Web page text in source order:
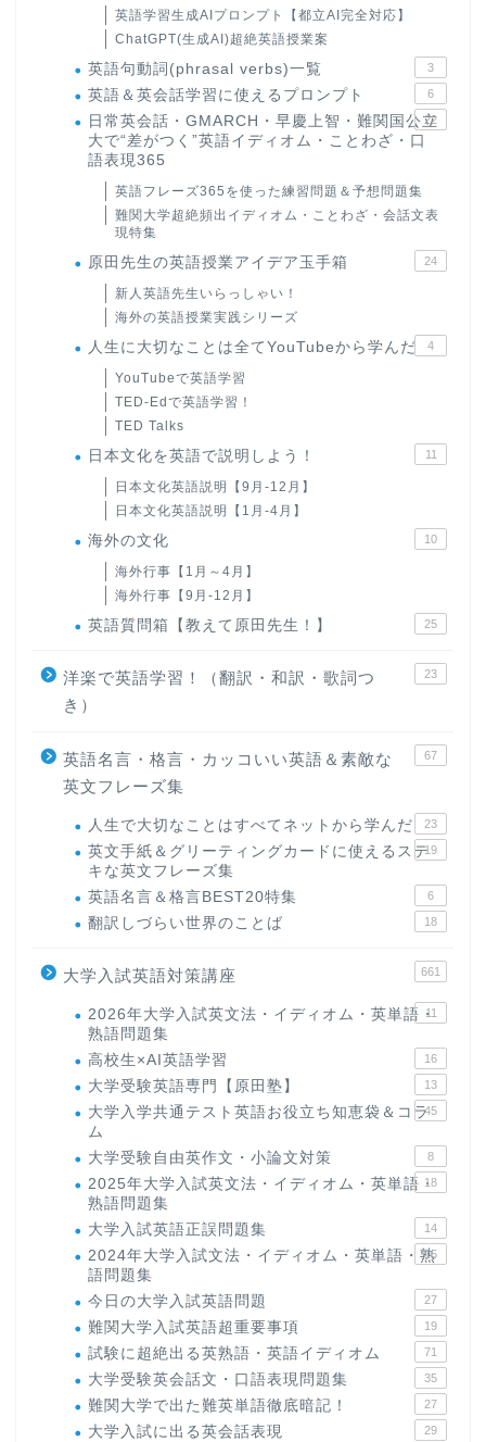
英語学習生成AIプロンプト【都立AI完全対応】
ChatGPT(生成AI)超絶英語授業案
英語句動詞(phrasal verbs)一覧 3
英語＆英会話学習に使えるプロンプト 6
日常英会話・GMARCH・早慶上智・難関国公立
大で“差がつく”英語イディオム・ことわざ・口
語表現365
22
英語フレーズ365を使った練習問題＆予想問題集
難関大学超絶頻出イディオム・ことわざ・会話文表
現特集
原田先生の英語授業アイデア玉手箱 24
新人英語先生いらっしゃい！
海外の英語授業実践シリーズ
人生に大切なことは全てYouTubeから学んだ 4
YouTubeで英語学習
TED-Edで英語学習！
TED Talks
日本文化を英語で説明しよう！ 11
日本文化英語説明【9月-12月】
日本文化英語説明【1月-4月】
海外の文化 10
海外行事【1月～4月】
海外行事【9月-12月】
英語質問箱【教えて原田先生！】 25
洋楽で英語学習！（翻訳・和訳・歌詞つ
き）
23
英語名言・格言・カッコいい英語＆素敵な
英文フレーズ集
67
人生で大切なことはすべてネットから学んだ 23
英文手紙＆グリーティングカードに使えるステ
キな英文フレーズ集
19
英語名言＆格言BEST20特集 6
翻訳しづらい世界のことば 18
大学入試英語対策講座 661
2026年大学入試英文法・イディオム・英単語・
熟語問題集
11
高校生×AI英語学習 16
大学受験英語専門【原田塾】 13
大学入学共通テスト英語お役立ち知恵袋＆コラ
ム
45
大学受験自由英作文・小論文対策 8
2025年大学入試英文法・イディオム・英単語・
熟語問題集
18
大学入試英語正誤問題集 14
2024年大学入試文法・イディオム・英単語・熟
語問題集
15
今日の大学入試英語問題 27
難関大学入試英語超重要事項 19
試験に超絶出る英熟語・英語イディオム 71
大学受験英会話文・口語表現問題集 35
難関大学で出た難英単語徹底暗記！ 27
大学入試に出る英会話表現 29